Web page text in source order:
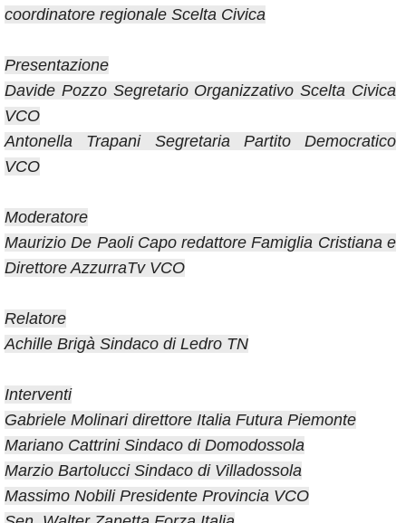
coordinatore regionale Scelta Civica
Presentazione
Davide Pozzo Segretario Organizzativo Scelta Civica
VCO
Antonella Trapani Segretaria Partito Democratico
VCO
Moderatore
Maurizio De Paoli Capo redattore Famiglia Cristiana e
Direttore AzzurraTv VCO
Relatore
Achille Brigà Sindaco di Ledro TN
Interventi
Gabriele Molinari direttore Italia Futura Piemonte
Mariano Cattrini Sindaco di Domodossola
Marzio Bartolucci Sindaco di Villadossola
Massimo Nobili Presidente Provincia VCO